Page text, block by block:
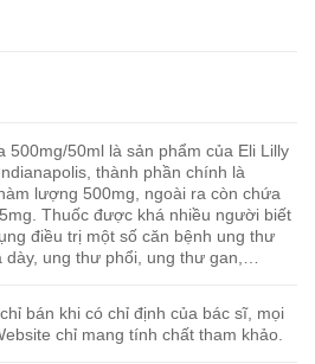
500mg/50ml là sản phẩm của Eli Lilly
thành phần chính là
lượng 500mg, ngoài ra còn chứa
Thuốc được khá nhiều người biết
điều trị một số căn bệnh ung thư
dày, ung thư phổi, ung thư gan,…
bán khi có chỉ định của bác sĩ, mọi
chỉ mang tính chất tham khảo.